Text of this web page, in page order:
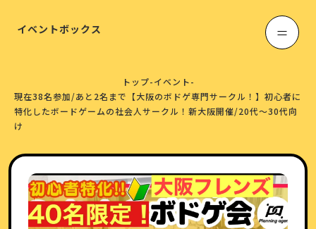
イベントボックス
トップ-イベント-
現在38名参加/あと2名まで【大阪のボドゲ専門サークル！】初心者に
特化したボードゲームの社会人サークル！新大阪開催/20代〜30代向
け